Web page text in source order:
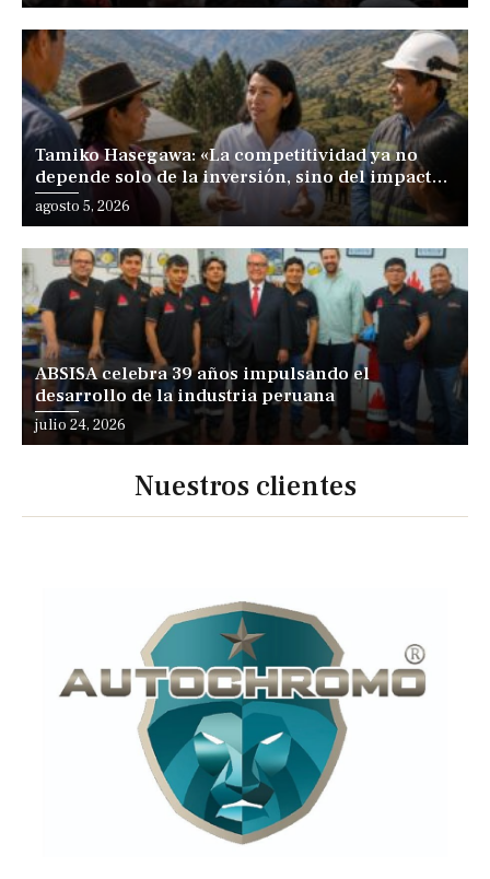
Tamiko Hasegawa: «La competitividad ya no
depende solo de la inversión, sino del impacto
positivo en los territorios y las personas»
agosto 5, 2026
ABSISA celebra 39 años impulsando el
desarrollo de la industria peruana
julio 24, 2026
Nuestros clientes